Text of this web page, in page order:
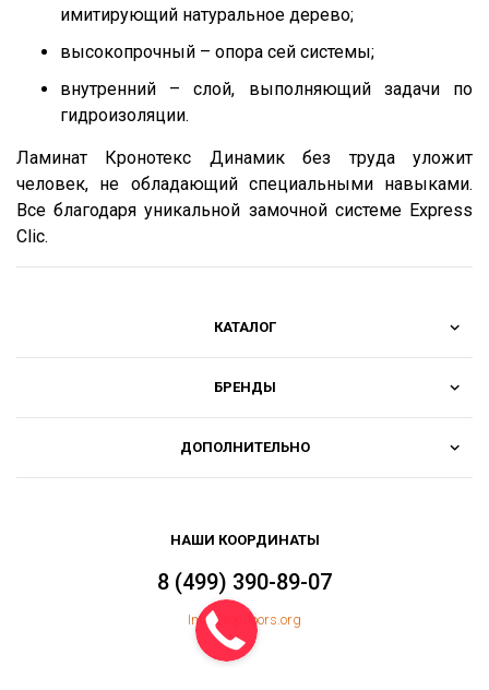
имитирующий натуральное дерево;
высокопрочный – опора сей системы;
внутренний – слой, выполняющий задачи по
гидроизоляции.
Ламинат Кронотекс Динамик без труда уложит
человек, не обладающий специальными навыками.
Все благодаря уникальной замочной системе Express
Clic.
КАТАЛОГ
БРЕНДЫ
ДОПОЛНИТЕЛЬНО
НАШИ КООРДИНАТЫ
8 (499) 390-89-07
Info@topfloors.org